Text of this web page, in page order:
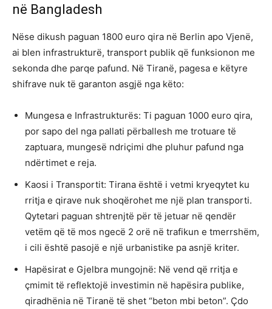
në Bangladesh
Nëse dikush paguan 1800 euro qira në Berlin apo Vjenë,
ai blen infrastrukturë, transport publik që funksionon me
sekonda dhe parqe pafund. Në Tiranë, pagesa e këtyre
shifrave nuk të garanton asgjë nga këto:
Mungesa e Infrastrukturës: Ti paguan 1000 euro qira,
por sapo del nga pallati përballesh me trotuare të
zaptuara, mungesë ndriçimi dhe pluhur pafund nga
ndërtimet e reja.
Kaosi i Transportit: Tirana është i vetmi kryeqytet ku
rritja e qirave nuk shoqërohet me një plan transporti.
Qytetari paguan shtrenjtë për të jetuar në qendër
vetëm që të mos ngecë 2 orë në trafikun e tmerrshëm,
i cili është pasojë e një urbanistike pa asnjë kriter.
Hapësirat e Gjelbra mungojnë: Në vend që rritja e
çmimit të reflektojë investimin në hapësira publike,
qiradhënia në Tiranë të shet “beton mbi beton”. Çdo